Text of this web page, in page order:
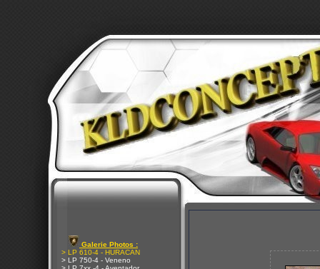
Galerie Photos :
> LP 610-4 - HURACAN
> LP 750-4 - Veneno